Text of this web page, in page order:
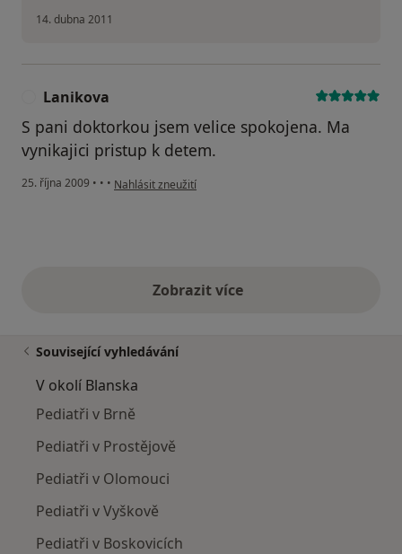
14. dubna 2011
Lanikova
S pani doktorkou jsem velice spokojena. Ma
vynikajici pristup k detem.
25. října 2009 • • • podle názoru uživatele Lanikova
Nahlásit zneužití
Zobrazit vícevýše uvedené názory
Související vyhledávání
V okolí Blanska
Pediatři v Brně
Pediatři v Prostějově
Pediatři v Olomouci
Pediatři v Vyškově
Pediatři v Boskovicích